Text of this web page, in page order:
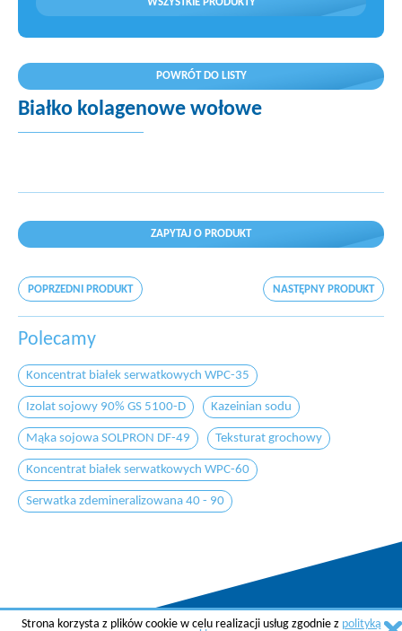
POWRÓT DO LISTY
Białko kolagenowe wołowe
ZAPYTAJ O PRODUKT
POPRZEDNI PRODUKT NASTĘPNY PRODUKT
Polecamy
Koncentrat białek serwatkowych WPC-35
Izolat sojowy 90% GS 5100-D Kazeinian sodu
Mąka sojowa SOLPRON DF-49 Teksturat grochowy
Koncentrat białek serwatkowych WPC-60
Serwatka zdemineralizowana 40 - 90
Copyright © 2015 AGREMA Poland Sp. z o.o.
Strona korzysta z plików cookie w celu realizacji usług zgodnie z polityką